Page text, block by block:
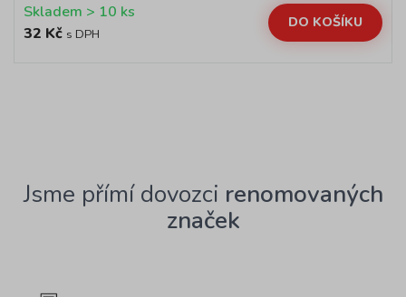
Skladem > 10 ks
32 Kč s DPH
DO KOŠÍKU
Jsme přímí dovozci renomovaných
značek